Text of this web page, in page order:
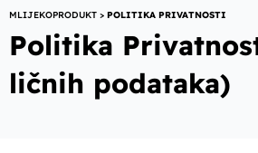
MLIJEKOPRODUKT > POLITIKA PRIVATNOSTI
Politika
ličnih podataka)